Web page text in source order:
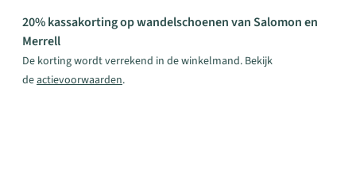
20% kassakortingop wandelschoenen van Salomon en
Merrell
De korting wordt verrekend in de winkelmand. Bekijk
deactievoorwaarden.